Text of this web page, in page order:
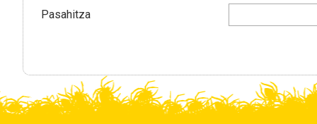
Pasahitza